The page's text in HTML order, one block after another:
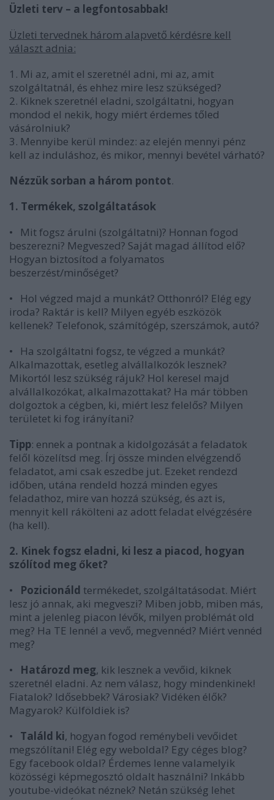
Üzleti terv – a legfontosabbak!
Üzleti tervednek három alapvető kérdésre kell
választ adnia:
1. Mi az, amit el szeretnél adni, mi az, amit
szolgáltatnál, és ehhez mire lesz szükséged?
2. Kiknek szeretnél eladni, szolgáltatni, hogyan
mondod el nekik, hogy miért érdemes tőled
vásárolniuk?
3. Mennyibe kerül mindez: az elején mennyi pénz
kell az induláshoz, és mikor, mennyi bevétel várható?
Nézzük sorban a három pontot.
1. Termékek, szolgáltatások
• Mit fogsz árulni (szolgáltatni)? Honnan fogod
beszerezni? Megveszed? Saját magad állítod elő?
Hogyan biztosítod a folyamatos
beszerzést/minőséget?
• Hol végzed majd a munkát? Otthonról? Elég egy
iroda? Raktár is kell? Milyen egyéb eszközök
kellenek? Telefonok, számítógép, szerszámok, autó?
• Ha szolgáltatni fogsz, te végzed a munkát?
Alkalmazottak, esetleg alvállalkozók lesznek?
Mikortól lesz szükség rájuk? Hol keresel majd
alvállalkozókat, alkalmazottakat? Ha már többen
dolgoztok a cégben, ki, miért lesz felelős? Milyen
területet ki fog irányítani?
Tipp: ennek a pontnak a kidolgozását a feladatok
felől közelítsd meg. Írj össze minden elvégzendő
feladatot, ami csak eszedbe jut. Ezeket rendezd
időben, utána rendeld hozzá minden egyes
feladathoz, mire van hozzá szükség, és azt is,
mennyit kell rákölteni az adott feladat elvégzésére
(ha kell).
2. Kinek fogsz eladni, ki lesz a piacod, hogyan
szólítod meg őket?
• Pozicionáld termékedet, szolgáltatásodat. Miért
lesz jó annak, aki megveszi? Miben jobb, miben más,
mint a jelenleg piacon lévők, milyen problémát old
meg? Ha TE lennél a vevő, megvennéd? Miért vennéd
meg?
• Határozd meg, kik lesznek a vevőid, kiknek
szeretnél eladni. Az nem válasz, hogy mindenkinek!
Fiatalok? Idősebbek? Városiak? Vidéken élők?
Magyarok? Külföldiek is?
• Találd ki, hogyan fogod reménybeli vevőidet
megszólítani! Elég egy weboldal? Egy céges blog?
Egy facebook oldal? Érdemes lenne valamelyik
közösségi képmegosztó oldalt használni? Inkább
youtube-videókat néznek? Netán szükség lehet